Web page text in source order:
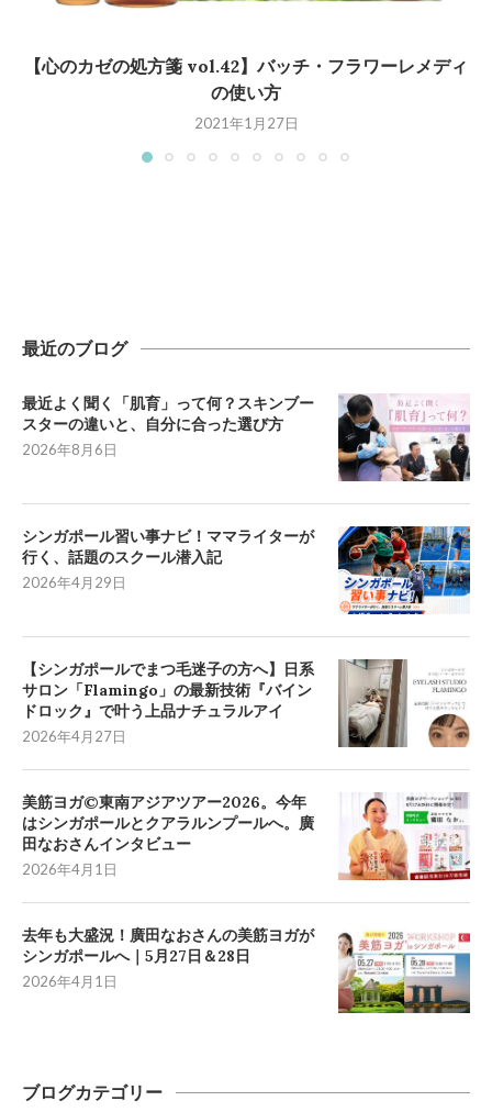
【心のカゼの処方箋 vol.42】バッチ・フラワーレメディ
の使い方
2021年1月27日
最近のブログ
最近よく聞く「肌育」って何？スキンブー
スターの違いと、自分に合った選び方
2026年8月6日
シンガポール習い事ナビ！ママライターが
行く、話題のスクール潜入記
2026年4月29日
【シンガポールでまつ毛迷子の方へ】日系
サロン「Flamingo」の最新技術『バイン
ドロック』で叶う上品ナチュラルアイ
2026年4月27日
美筋ヨガ©東南アジアツアー2026。今年
はシンガポールとクアラルンプールへ。廣
田なおさんインタビュー
2026年4月1日
去年も大盛況！廣田なおさんの美筋ヨガが
シンガポールへ｜5月27日＆28日
2026年4月1日
ブログカテゴリー